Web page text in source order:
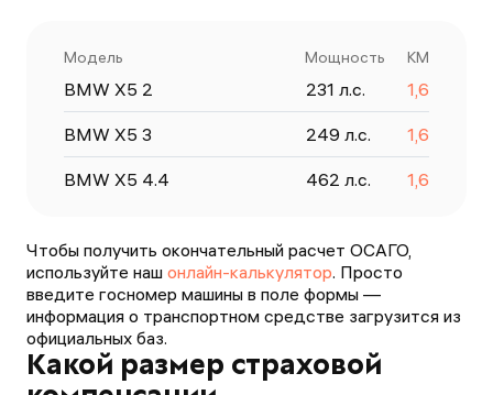
Модель Мощность КМ
BMW X5 2 231 л.с. 1,6
BMW X5 3 249 л.с. 1,6
BMW X5 4.4 462 л.с. 1,6
Чтобы получить окончательный расчет ОСАГО,
используйте наш онлайн-калькулятор. Просто
введите госномер машины в поле формы —
информация о транспортном средстве загрузится из
официальных баз.
Какой размер страховой